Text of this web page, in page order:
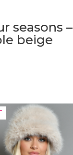
seasons –
beige